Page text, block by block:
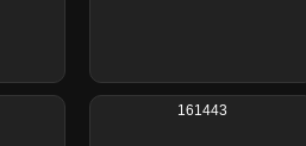
161443